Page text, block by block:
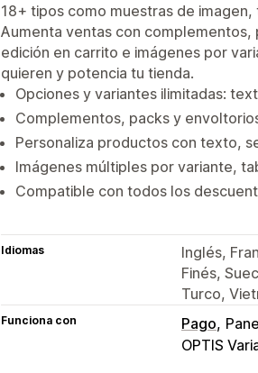
18+ tipos como muestras de
Aumenta ventas con complementos,
edición en carrito e imágenes por
quieren y potencia tu tienda.
Opciones y variantes ilimitadas:
Complementos, packs y
Personaliza productos con texto,
Imágenes múltiples por variante,
Compatible con todos los
Idiomas
Inglés,
Finés,
Turco,
Funciona con Pago
OPTIS